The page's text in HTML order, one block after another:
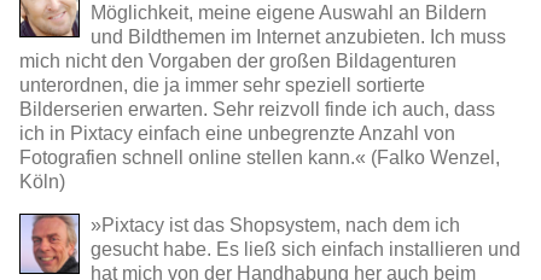
Möglichkeit, meine eigene Auswahl an Bildern
und Bildthemen im Internet anzubieten. Ich muss
mich nicht den Vorgaben der großen Bildagenturen
unterordnen, die ja immer sehr speziell sortierte
Bilderserien erwarten. Sehr reizvoll finde ich auch, dass
ich in Pixtacy einfach eine unbegrenzte Anzahl von
Fotografien schnell online stellen kann.« (Falko Wenzel,
Köln)
»Pixtacy ist das Shopsystem, nach dem ich
gesucht habe. Es ließ sich einfach installieren und
hat mich von der Handhabung her auch beim